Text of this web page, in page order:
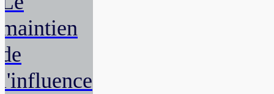
maintien
de
l'influence